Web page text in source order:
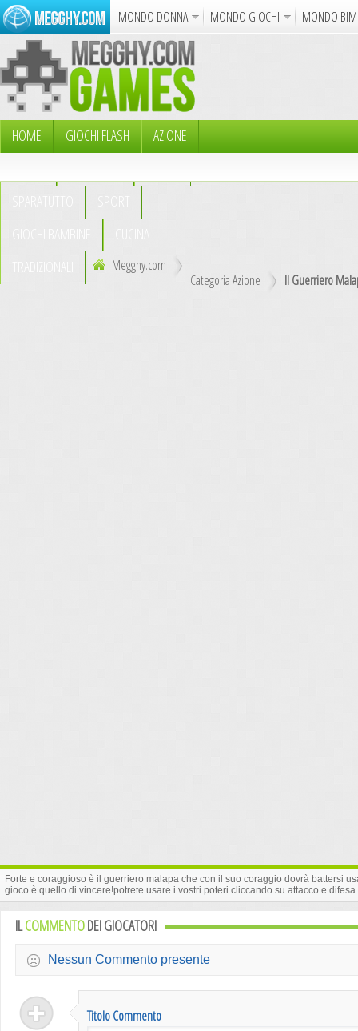
MONDO DONNA MONDO GIOCHI
MONDO
Album
Punto Croce Cucina
Azione Puzzle
HOME GIOCHI FLASH
AZIONE
Megghy.com
Categoria Azione
Il Guerriero
Forte e coraggioso è il guerriero malapa che con il suo coraggio dovrà battersi
gioco è quello di vincere!potrete usare i vostri poteri cliccando su attacco e difesa.
ILCOMMENTODEI GIOCATORI
Nessun Commento presente
Titolo Commento